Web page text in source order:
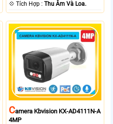
️💠 Tích Hợp :Thu Âm Và Loa.
CAmera Kbvision KX-AD4111N-A
4MP